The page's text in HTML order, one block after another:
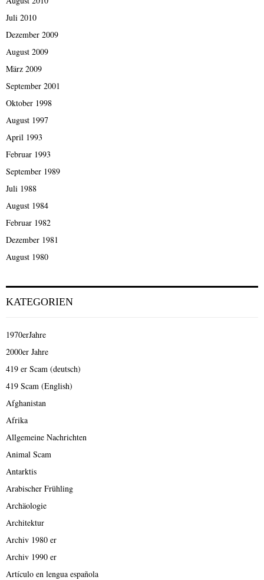
Juli 2010
Dezember 2009
August 2009
März 2009
September 2001
Oktober 1998
August 1997
April 1993
Februar 1993
September 1989
Juli 1988
August 1984
Februar 1982
Dezember 1981
August 1980
KATEGORIEN
1970erJahre
2000er Jahre
419 er Scam (deutsch)
419 Scam (English)
Afghanistan
Afrika
Allgemeine Nachrichten
Animal Scam
Antarktis
Arabischer Frühling
Archäologie
Architektur
Archiv 1980 er
Archiv 1990 er
Artículo en lengua española